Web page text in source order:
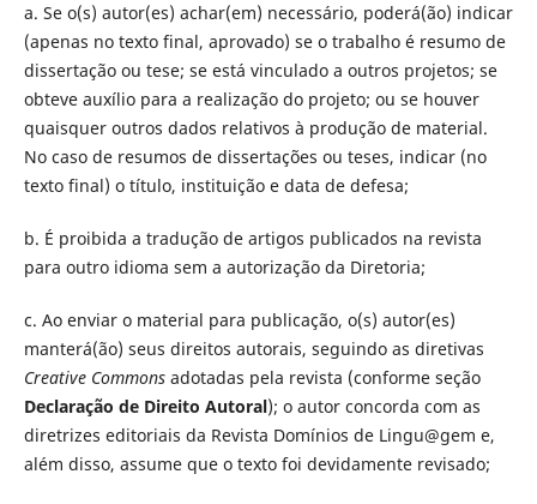
a. Se o(s) autor(es) achar(em) necessário, poderá(ão) indicar
(apenas no texto final, aprovado) se o trabalho é resumo de
dissertação ou tese; se está vinculado a outros projetos; se
obteve auxílio para a realização do projeto; ou se houver
quaisquer outros dados relativos à produção de material.
No caso de resumos de dissertações ou teses, indicar (no
texto final) o título, instituição e data de defesa;
b. É proibida a tradução de artigos publicados na revista
para outro idioma sem a autorização da Diretoria;
c. Ao enviar o material para publicação, o(s) autor(es)
manterá(ão) seus direitos autorais, seguindo as diretivas
Creative Commonsadotadas pela revista (conforme seção
Declaração de Direito Autoral); o autor concorda com as
diretrizes editoriais da Revista Domínios de Lingu@gem e,
além disso, assume que o texto foi devidamente revisado;